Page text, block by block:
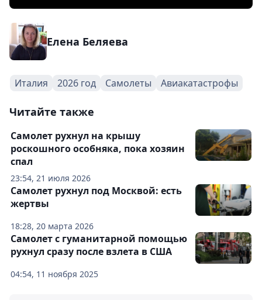
Елена Беляева
Италия 2026 год Самолеты Авиакатастрофы
Читайте также
23:54, 21 июля 2026
Самолет рухнул на крышу
роскошного особняка, пока хозяин
спал
18:28, 20 марта 2026
Самолет рухнул под Москвой: есть
жертвы
04:54, 11 ноября 2025
Самолет с гуманитарной помощью
рухнул сразу после взлета в США